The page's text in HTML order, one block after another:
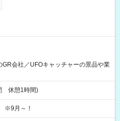
GR会社／UFOキャッチャーの景品や業
休憩1時間)
※9月～！